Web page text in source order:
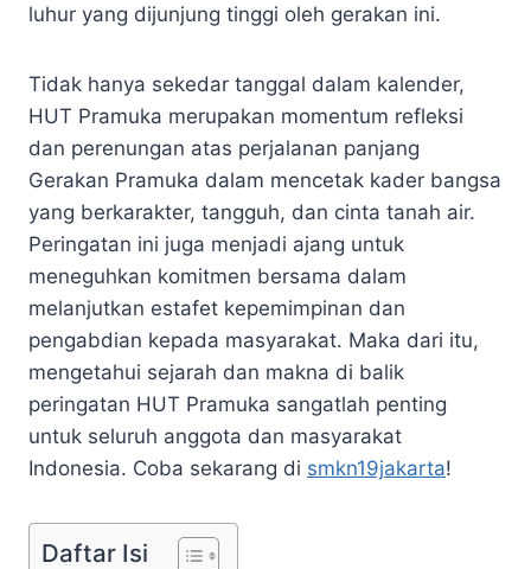
luhur yang dijunjung tinggi oleh gerakan ini.
Tidak hanya sekedar tanggal dalam kalender,
HUT Pramuka merupakan momentum refleksi
dan perenungan atas perjalanan panjang
Gerakan Pramuka dalam mencetak kader bangsa
yang berkarakter, tangguh, dan cinta tanah air.
Peringatan ini juga menjadi ajang untuk
meneguhkan komitmen bersama dalam
melanjutkan estafet kepemimpinan dan
pengabdian kepada masyarakat. Maka dari itu,
mengetahui sejarah dan makna di balik
peringatan HUT Pramuka sangatlah penting
untuk seluruh anggota dan masyarakat
Indonesia. Coba sekarang di smkn19jakarta!
Daftar Isi